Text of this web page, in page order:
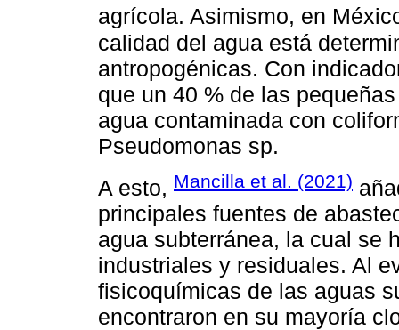
agrícola. Asimismo, en
calidad del agua está
antropogénicas. Con
que un 40 % de las
agua contaminada con
Pseudomonas sp.
A esto, Mancilla et al. (2021)
principales fuentes de
agua subterránea, la cual se
industriales y residuales. Al
fisicoquímicas de las aguas
encontraron en su mayoría